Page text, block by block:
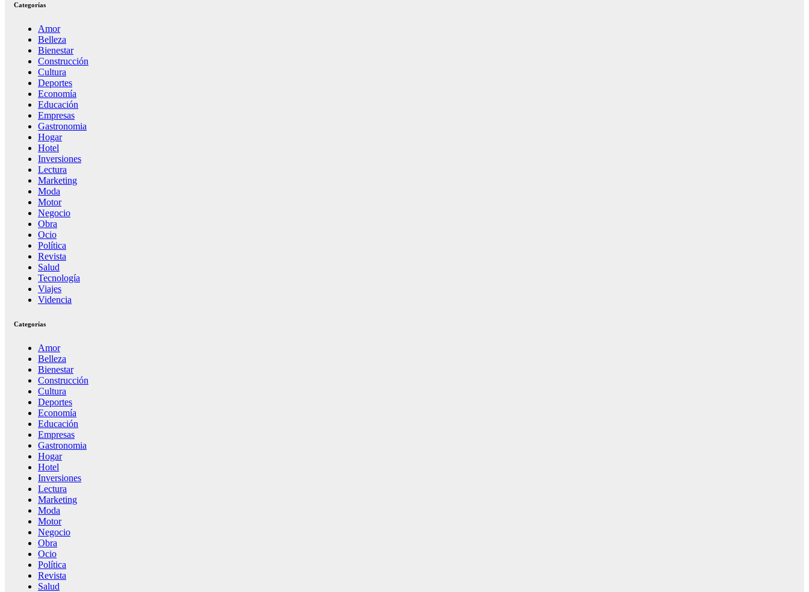
Categorías
Amor
Belleza
Bienestar
Construcción
Cultura
Deportes
Economía
Educación
Empresas
Gastronomia
Hogar
Hotel
Inversiones
Lectura
Marketing
Moda
Motor
Negocio
Obra
Ocio
Política
Revista
Salud
Tecnología
Viajes
Videncia
Categorías
Amor
Belleza
Bienestar
Construcción
Cultura
Deportes
Economía
Educación
Empresas
Gastronomia
Hogar
Hotel
Inversiones
Lectura
Marketing
Moda
Motor
Negocio
Obra
Ocio
Política
Revista
Salud